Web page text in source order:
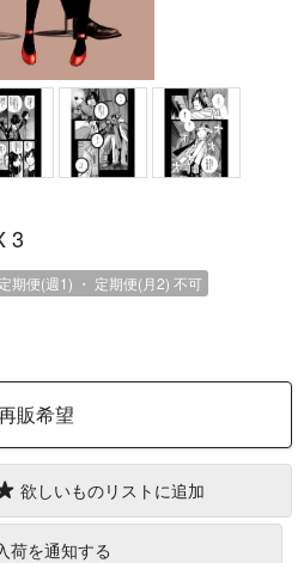
3
定期便(週1) ・ 定期便(月2) 不可
販希望
欲しいものリストに追加
荷を通知する